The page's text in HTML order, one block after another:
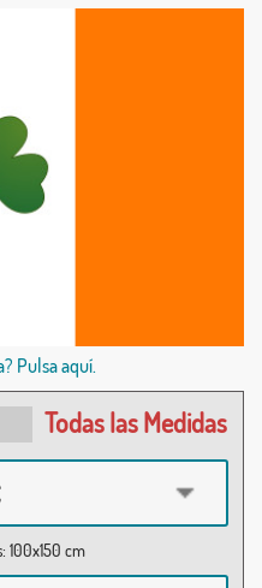
Pulsa aquí.
Todas las Medidas
100x150 cm